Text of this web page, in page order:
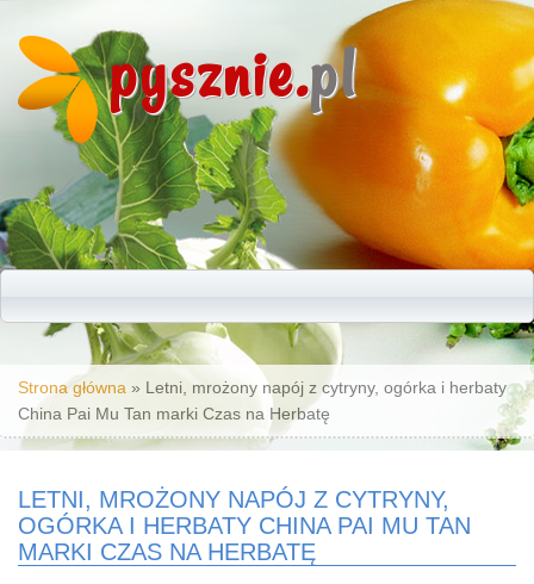
pysznie.pl
Jesteś tutaj
Strona główna » Letni, mrożony napój z cytryny, ogórka i herbaty
China Pai Mu Tan marki Czas na Herbatę
LETNI, MROŻONY NAPÓJ Z CYTRYNY,
OGÓRKA I HERBATY CHINA PAI MU TAN
MARKI CZAS NA HERBATĘ